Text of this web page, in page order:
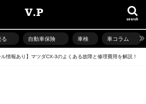
search
る 自動車保険 車検 車コラム
ル情報あり】マツダCX-3のよくある故障と修理費用を解説！